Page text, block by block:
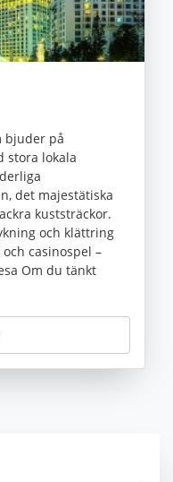
bjuder på
stora lokala
det majestätiska
kuststräckor.
och klättring
casinospel –
Om du tänkt